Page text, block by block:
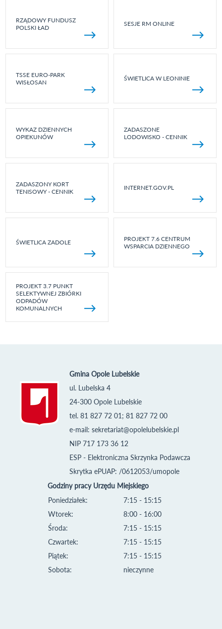
RZĄDOWY FUNDUSZ
POLSKI ŁAD
SESJE RM ONLINE
TSSE EURO-PARK
WISŁOSAN
ŚWIETLICA W LEONINIE
WYKAZ DZIENNYCH
OPIEKUNÓW
ZADASZONE
LODOWISKO - CENNIK
ZADASZONY KORT
TENISOWY - CENNIK
INTERNET.GOV.PL
ŚWIETLICA ZADOLE
PROJEKT 7.6 CENTRUM
WSPARCIA DZIENNEGO
PROJEKT 3.7 PUNKT
SELEKTYWNEJ ZBIÓRKI
ODPADÓW
KOMUNALNYCH
Gmina Opole Lubelskie
ul. Lubelska 4
24-300 Opole Lubelskie
tel. 81 827 72 01; 81 827 72 00
e-mail: sekretariat@opolelubelskie.pl
NIP 717 173 36 12
ESP - Elektroniczna Skrzynka Podawcza
Skrytka ePUAP: /0612053/umopole
Godziny pracy Urzędu Miejskiego
Poniedziałek:
Wtorek:
Środa:
Czwartek:
Piątek:
Sobota:
7:15 - 15:15
8:00 - 16:00
7:15 - 15:15
7:15 - 15:15
7:15 - 15:15
nieczynne